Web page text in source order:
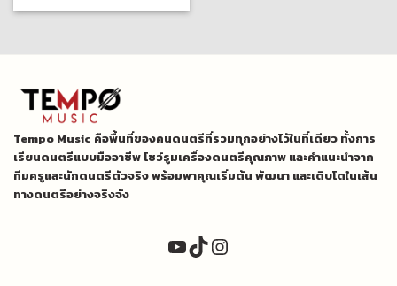
Tempo Music คือพื้นที่ของคนดนตรีที่รวมทุกอย่างไว้ในที่เดียว ทั้งการ
เรียนดนตรีแบบมืออาชีพ โชว์รูมเครื่องดนตรีคุณภาพ และคำแนะนำจาก
ทีมครูและนักดนตรีตัวจริง พร้อมพาคุณเริ่มต้น พัฒนา และเติบโตในเส้น
ทางดนตรีอย่างจริงจัง
YouTube
TikTok
Instagram